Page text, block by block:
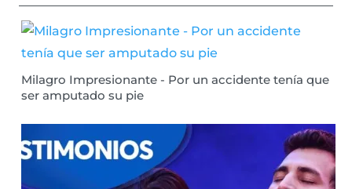
Milagro Impresionante - Por un accidente tenía que
ser amputado su pie